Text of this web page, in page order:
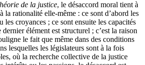
de la justice, le désaccord moral tient à
la rationalité elle-même : ce sont d’abord les
les croyances ; ce sont ensuite les capacités
élément est structurel ; c’est la raison
le fait que même dans des conditions
lesquelles les législateurs sont à la fois
où la recherche collective de la justice